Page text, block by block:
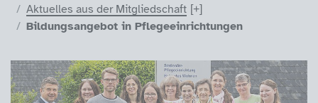
Aktuelles aus der Mitgliedschaft
Bildungsangebot in Pflegeeinrichtungen